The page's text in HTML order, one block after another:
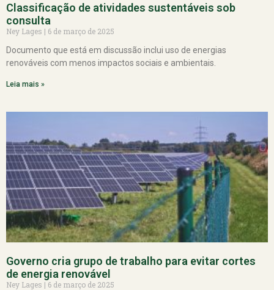
Classificação de atividades sustentáveis sob
consulta
Ney Lages
6 de março de 2025
Documento que está em discussão inclui uso de energias
renováveis com menos impactos sociais e ambientais.
Leia mais »
Governo cria grupo de trabalho para evitar cortes
de energia renovável
Ney Lages
6 de março de 2025